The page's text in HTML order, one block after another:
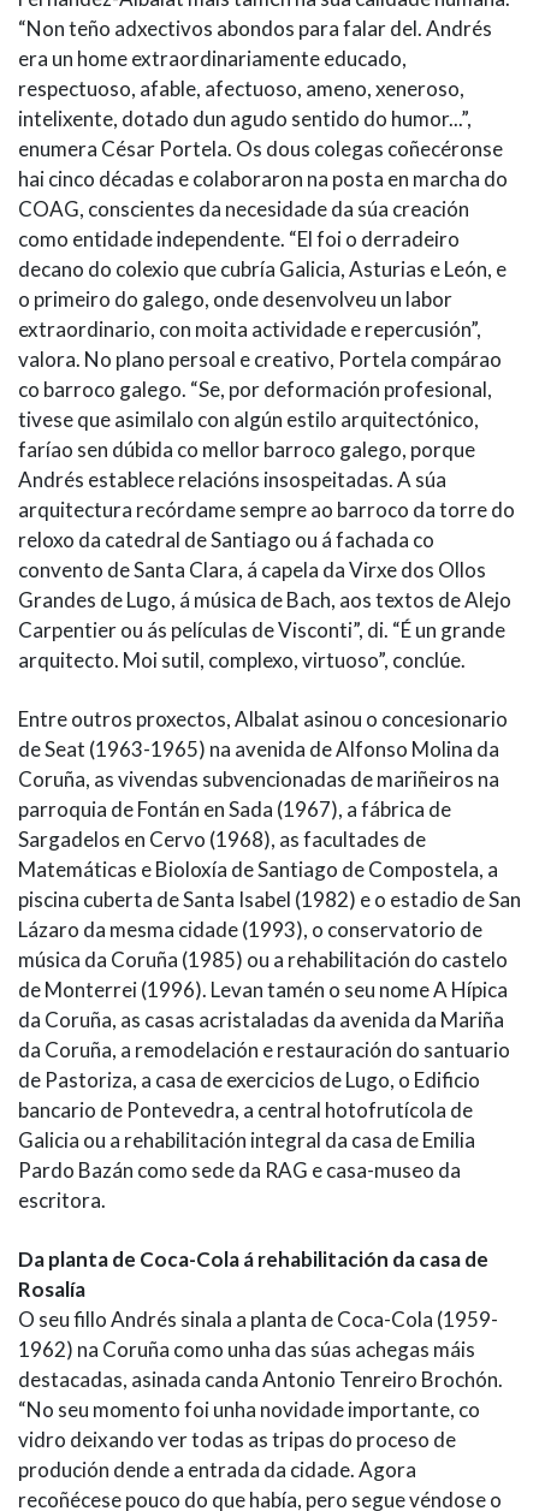
“Non teño adxectivos abondos para falar del. Andrés
era un home extraordinariamente educado,
respectuoso, afable, afectuoso, ameno, xeneroso,
intelixente, dotado dun agudo sentido do humor...”,
enumera César Portela. Os dous colegas coñecéronse
hai cinco décadas e colaboraron na posta en marcha do
COAG, conscientes da necesidade da súa creación
como entidade independente. “El foi o derradeiro
decano do colexio que cubría Galicia, Asturias e León, e
o primeiro do galego, onde desenvolveu un labor
extraordinario, con moita actividade e repercusión”,
valora. No plano persoal e creativo, Portela compárao
co barroco galego. “Se, por deformación profesional,
tivese que asimilalo con algún estilo arquitectónico,
faríao sen dúbida co mellor barroco galego, porque
Andrés establece relacións insospeitadas. A súa
arquitectura recórdame sempre ao barroco da torre do
reloxo da catedral de Santiago ou á fachada co
convento de Santa Clara, á capela da Virxe dos Ollos
Grandes de Lugo, á música de Bach, aos textos de Alejo
Carpentier ou ás películas de Visconti”, di. “É un grande
arquitecto. Moi sutil, complexo, virtuoso”, conclúe.
Entre outros proxectos, Albalat asinou o concesionario
de Seat (1963-1965) na avenida de Alfonso Molina da
Coruña, as vivendas subvencionadas de mariñeiros na
parroquia de Fontán en Sada (1967), a fábrica de
Sargadelos en Cervo (1968), as facultades de
Matemáticas e Bioloxía de Santiago de Compostela, a
piscina cuberta de Santa Isabel (1982) e o estadio de San
Lázaro da mesma cidade (1993), o conservatorio de
música da Coruña (1985) ou a rehabilitación do castelo
de Monterrei (1996). Levan tamén o seu nome A Hípica
da Coruña, as casas acristaladas da avenida da Mariña
da Coruña, a remodelación e restauración do santuario
de Pastoriza, a casa de exercicios de Lugo, o Edificio
bancario de Pontevedra, a central hotofrutícola de
Galicia ou a rehabilitación integral da casa de Emilia
Pardo Bazán como sede da RAG e casa-museo da
escritora.
Da planta de Coca-Cola á rehabilitación da casa de
Rosalía
O seu fillo Andrés sinala a planta de Coca-Cola (1959-
1962) na Coruña como unha das súas achegas máis
destacadas, asinada canda Antonio Tenreiro Brochón.
“No seu momento foi unha novidade importante, co
vidro deixando ver todas as tripas do proceso de
produción dende a entrada da cidade. Agora
recoñécese pouco do que había, pero segue véndose o